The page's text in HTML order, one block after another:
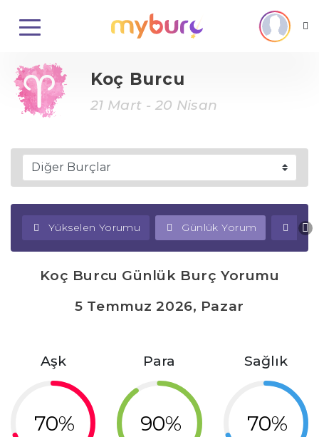
Koç Burcu
21 Mart - 20 Nisan
Yükselen Yorumu Günlük Yorum
Koç Burcu Günlük Burç Yorumu
5 Temmuz 2026, Pazar
Aşk
70%
Para
90%
Sağlık
70%